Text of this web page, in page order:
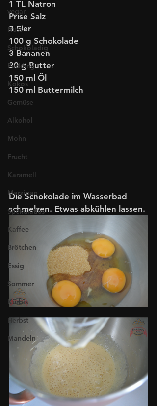
vegan
Nuss
Schokoladig
Pudding
Kokos
Gemüse
Alkohol
Mohn
Frucht
Karamell
Marzipan
Spekulatius
Kaffee
Brötchen
Essig
Sommer
Kürbis
Herbst
Mandeln
1 TL Natron
Prise Salz
3 Eier
100 g Schokolade
3 Bananen
30 g Butter
150 ml Öl
150 ml Buttermilch
Die Schokolade im Wasserbad
schmelzen. Etwas abkühlen lassen.